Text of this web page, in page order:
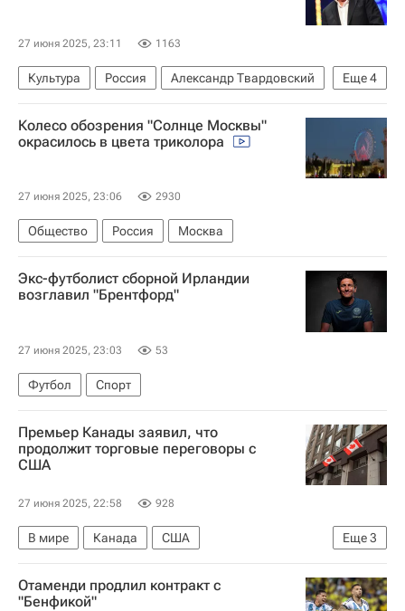
27 июня 2025, 23:11 1163
Еще4
Культура Россия
Александр Твардовский
Сергей Гармаш
Театр
Спецоперация
Кино
Колесо обозрения "Солнце Москвы"
окрасилось в цвета триколора
27 июня 2025, 23:06 2930
Общество Россия Москва
Экс-футболист сборной Ирландии
возглавил "Брентфорд"
27 июня 2025, 23:03 53
Футбол Спорт
Премьер Канады заявил, что
продолжит торговые переговоры с
США
27 июня 2025, 22:58 928
Еще3
В мире Канада
США
Вашингтон (штат)
Марк Карни
Дональд Трамп
Отаменди продлил контракт с
"Бенфикой"